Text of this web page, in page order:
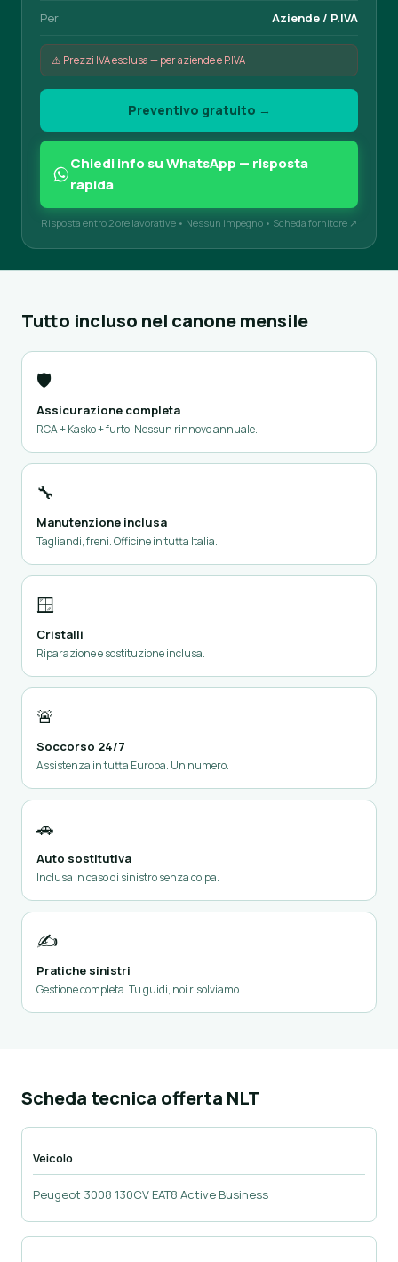
Per Aziende / P.IVA
⚠️ Prezzi IVA esclusa — per aziende e P.IVA
Preventivo gratuito →
Chiedi info su WhatsApp — risposta
rapida
Risposta entro 2 ore lavorative • Nessun impegno • Scheda fornitore ↗
Tutto incluso nel canone mensile
🛡️
Assicurazione completa
RCA + Kasko + furto. Nessun rinnovo annuale.
🔧
Manutenzione inclusa
Tagliandi, freni. Officine in tutta Italia.
🪟
Cristalli
Riparazione e sostituzione inclusa.
🚨
Soccorso 24/7
Assistenza in tutta Europa. Un numero.
🚗
Auto sostitutiva
Inclusa in caso di sinistro senza colpa.
✍️
Pratiche sinistri
Gestione completa. Tu guidi, noi risolviamo.
Scheda tecnica offerta NLT
Veicolo
Peugeot 3008 130CV EAT8 Active Business